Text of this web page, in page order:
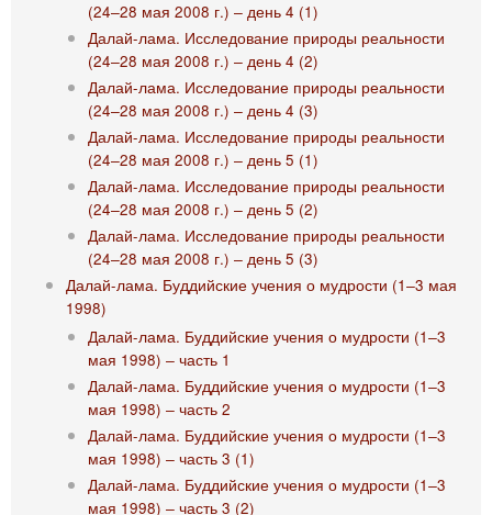
(24‒28 мая 2008 г.) ‒ день 4 (1)
Далай-лама. Исследование природы реальности
(24‒28 мая 2008 г.) ‒ день 4 (2)
Далай-лама. Исследование природы реальности
(24‒28 мая 2008 г.) ‒ день 4 (3)
Далай-лама. Исследование природы реальности
(24‒28 мая 2008 г.) ‒ день 5 (1)
Далай-лама. Исследование природы реальности
(24‒28 мая 2008 г.) ‒ день 5 (2)
Далай-лама. Исследование природы реальности
(24‒28 мая 2008 г.) ‒ день 5 (3)
Далай-лама. Буддийские учения о мудрости (1‒3 мая
1998)
Далай-лама. Буддийские учения о мудрости (1‒3
мая 1998) ‒ часть 1
Далай-лама. Буддийские учения о мудрости (1‒3
мая 1998) ‒ часть 2
Далай-лама. Буддийские учения о мудрости (1‒3
мая 1998) ‒ часть 3 (1)
Далай-лама. Буддийские учения о мудрости (1‒3
мая 1998) ‒ часть 3 (2)